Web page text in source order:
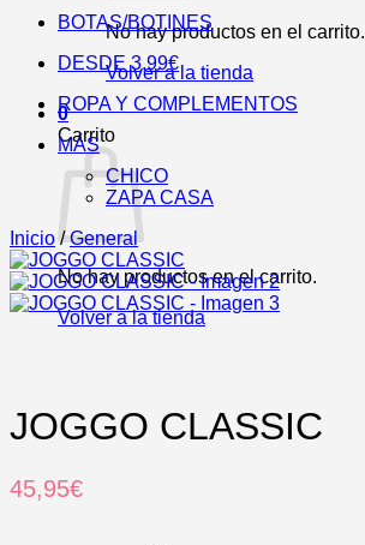
No hay productos en el carrito.
Volver a la tienda
0
Carrito
No hay productos en el carrito.
Volver a la tienda
BOTAS/BOTINES
DESDE 3,99€
ROPA Y COMPLEMENTOS
MÁS
CHICO
ZAPA CASA
Inicio / General
JOGGO CLASSIC
45,95€